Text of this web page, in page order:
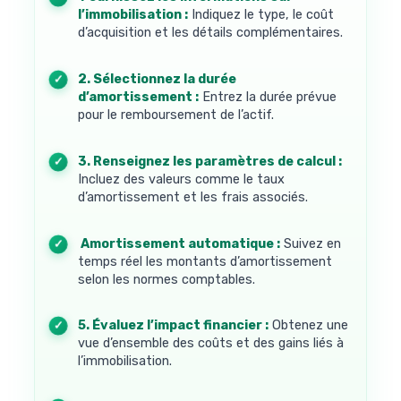
l’immobilisation : Indiquez le type, le coût
d’acquisition et les détails complémentaires.
2. Sélectionnez la durée
d’amortissement : Entrez la durée prévue
pour le remboursement de l’actif.
3. Renseignez les paramètres de calcul :
Incluez des valeurs comme le taux
d’amortissement et les frais associés.
4. Amortissement automatique : Suivez en
temps réel les montants d’amortissement
selon les normes comptables.
5. Évaluez l’impact financier : Obtenez une
vue d’ensemble des coûts et des gains liés à
l’immobilisation.